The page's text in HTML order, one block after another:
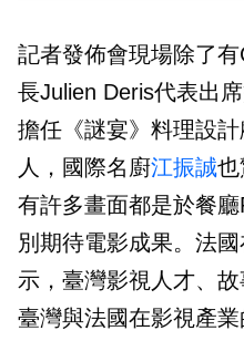
記者發佈會現場除了
長Julien Deris代表出
擔任《謎宴》料理設
人，國際名廚江振誠也
有許多畫面都是於餐
別期待電影成果。法
示，臺灣影視人才、
臺灣與法國在影視產業